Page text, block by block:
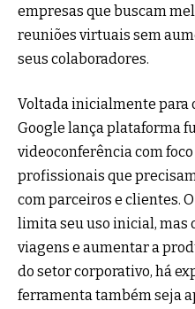
empresas que buscam
reuniões virtuais sem
seus colaboradores.
Voltada inicialmente para
Google lança plataforma
videoconferência com
profissionais que
com parceiros e clientes.
limita seu uso inicial, mas
viagens e aumentar a
do setor corporativo, há
ferramenta também seja